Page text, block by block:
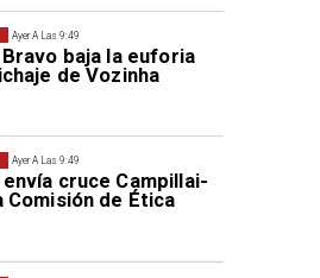
Ayer A Las 9:49
Bravo baja la euforia
de Vozinha
Ayer A Las 9:49
cruce Campillai-
Comisión de Ética